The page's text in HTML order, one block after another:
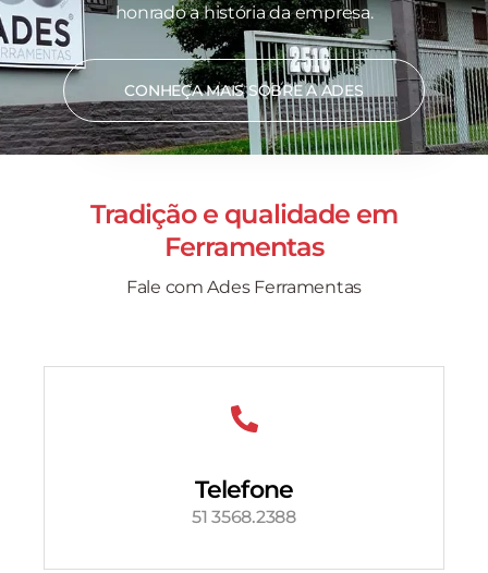
honrado a história da empresa.
CONHEÇA MAIS SOBRE A ADES
Tradição e qualidade em
Ferramentas
Fale com Ades Ferramentas
Telefone
51 3568.2388